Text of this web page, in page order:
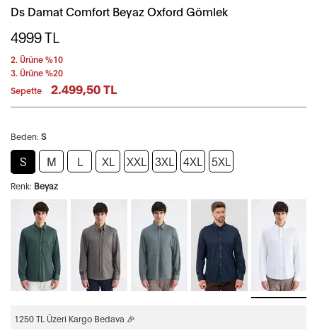
Ds Damat Comfort Beyaz Oxford Gömlek
4999TL
2. Ürüne %10
3. Ürüne %20
Sepette
2.499,50 TL
Beden: S
S M L XL XXL 3XL 4XL 5XL
Renk: Beyaz
1250 TL Üzeri Kargo Bedava 🎉